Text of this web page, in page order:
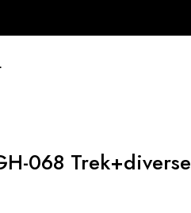
068 Trek+diverse